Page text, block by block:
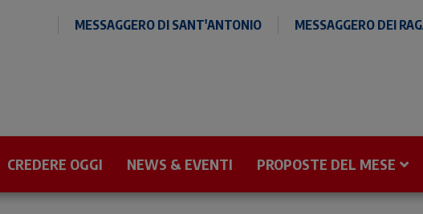
MESSAGGERO DI SANT'ANTONIO MESSAGGERO DEI
CREDERE OGGI NEWS & EVENTI PROPOSTE DEL MESE